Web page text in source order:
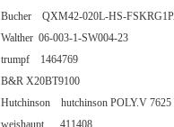
Bucher QXM42-020L-HS-
Walther 06-003-1-SW004-23
trumpf 1464769
B&R X20BT9100
Hutchinson hutchinson POLY.V 7625
weishaupt 411408